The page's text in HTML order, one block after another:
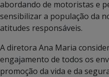
abordando de motoristas e
sensibilizar a população da
atitudes responsáveis.
A diretora Ana Maria
engajamento de todos os
promoção da vida e da